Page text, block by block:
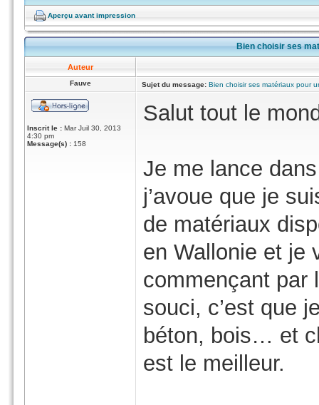
Aperçu avant impression
Bien choisir ses
Auteur
Fauve Sujet du message: Bien choisir ses matériaux pour
Inscrit le : Mar Juil 30, 2013
4:30 pm
Message(s) : 158
Salut tout le
Je me lance
j’avoue que je
de matériaux
en Wallonie et je
commençant par
souci, c’est que
béton, bois… et
est le meilleur.